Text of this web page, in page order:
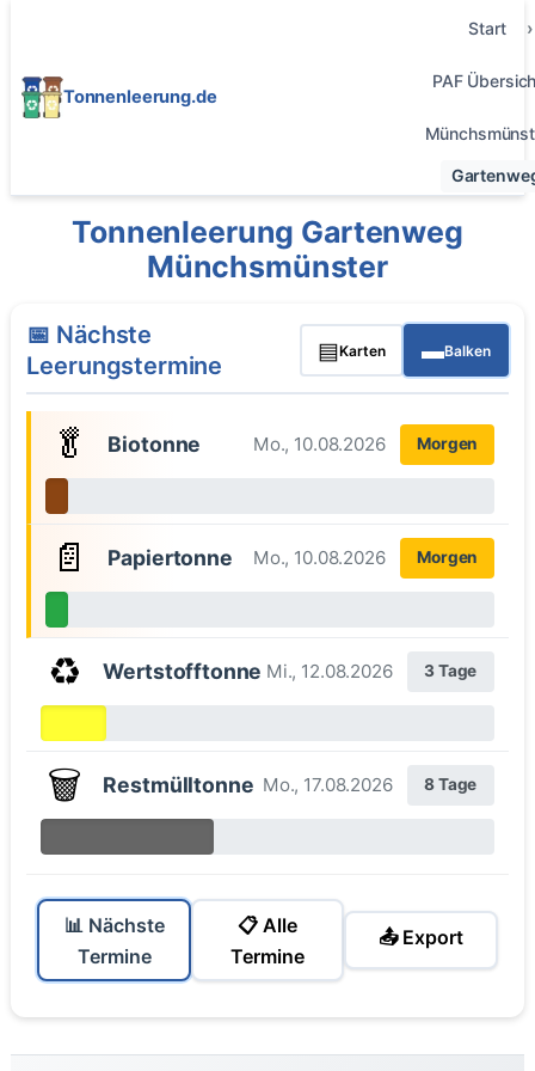
Tonnenleerung.de
Start
PAF
Tonnenleerung Gartenweg
Münchsmünster
📅 Nächste
Leerungstermine
▤Karten ▬Balken
🥬 Biotonne Mo., 10.08.2026 Morgen
📄 Papiertonne Mo., 10.08.2026 Morgen
♻️ Wertstofftonne Mi., 12.08.2026 3 Tage
🗑️ Restmülltonne Mo., 17.08.2026 8 Tage
📊 Nächste
Termine
📋 Alle
Termine
📤 Export